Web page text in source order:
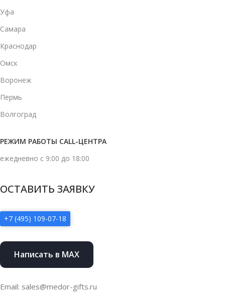
Уфа
Самара
Краснодар
Омск
Воронеж
Пермь
Волгоград
РЕЖИМ РАБОТЫ CALL-ЦЕНТРА
ежедневно с 9:00 до 18:00
ОСТАВИТЬ ЗАЯВКУ
+7 (495) 109-07-18
Написать в MAX
Email: sales@medor-gifts.ru